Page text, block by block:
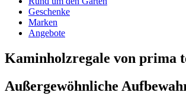
Geschenke
Marken
Angebote
Kaminholzregale von prima
Außergewöhnliche